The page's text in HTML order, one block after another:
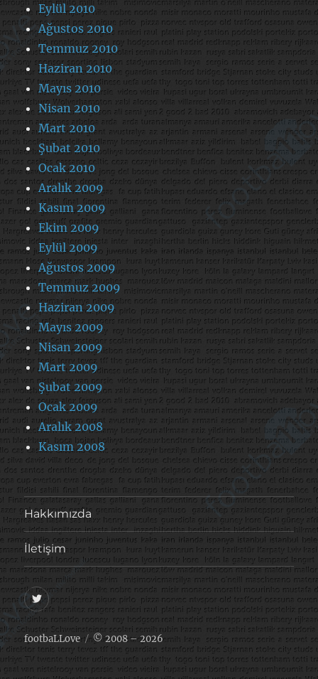
Eylül 2010
Ağustos 2010
Temmuz 2010
Haziran 2010
Mayıs 2010
Nisan 2010
Mart 2010
Şubat 2010
Ocak 2010
Aralık 2009
Kasım 2009
Ekim 2009
Eylül 2009
Ağustos 2009
Temmuz 2009
Haziran 2009
Mayıs 2009
Nisan 2009
Mart 2009
Şubat 2009
Ocak 2009
Aralık 2008
Kasım 2008
Hakkımızda
İletişim
@footballove
footbaLLove © 2008 – 2026